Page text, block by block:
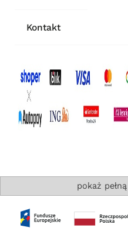
Kontakt
pokaż